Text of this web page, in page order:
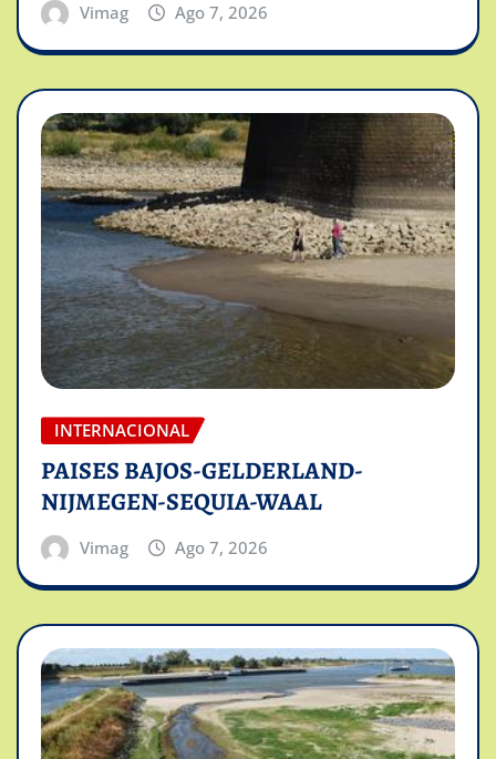
Vimag Ago 7, 2026
INTERNACIONAL
PAISES BAJOS-GELDERLAND-
NIJMEGEN-SEQUIA-WAAL
Vimag Ago 7, 2026